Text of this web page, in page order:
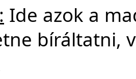
Ide azok a
bíráltatni,